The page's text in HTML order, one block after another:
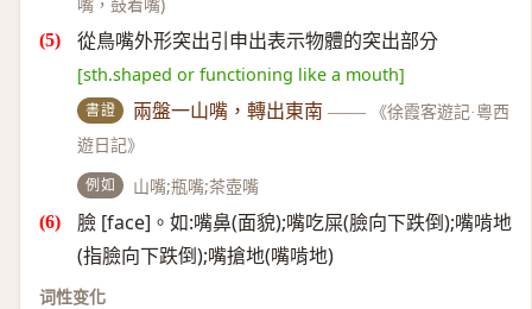
從鳥嘴外形突出引申出表示物體的突出部分
[sth.shaped or functioning like a mouth]
書證 兩盤一山嘴，轉出東南 ——
《徐霞客遊記·粵西
遊日記》
例如 山嘴;瓶嘴;茶壺嘴
臉 [face]。如:嘴鼻(面貌);嘴吃屎(臉向下跌倒);嘴啃地
(指臉向下跌倒);嘴搶地(嘴啃地)
词性变化